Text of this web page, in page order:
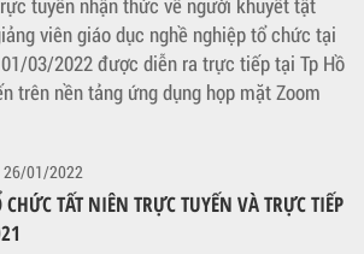
viên giáo dục nghề nghiệp tổ chức tại
03/2022 được diễn ra trực tiếp tại Tp Hồ
trên nền tảng ứng dụng họp mặt Zoom
26/01/2022
CHỨC TẤT NIÊN TRỰC TUYẾN VÀ TRỰC TIẾP